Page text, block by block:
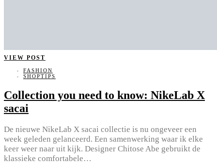
VIEW POST
FASHION
SHOPTIPS
Collection you need to know: NikeLab X
sacai
De nieuwe NikeLab X sacai collectie is nu ongeveer een
week geleden gelanceerd. Een samenwerking waar ik elke
keer weer naar uit kijk. Designer Chitose Abe gebruikt de
klassieke comfortabele…